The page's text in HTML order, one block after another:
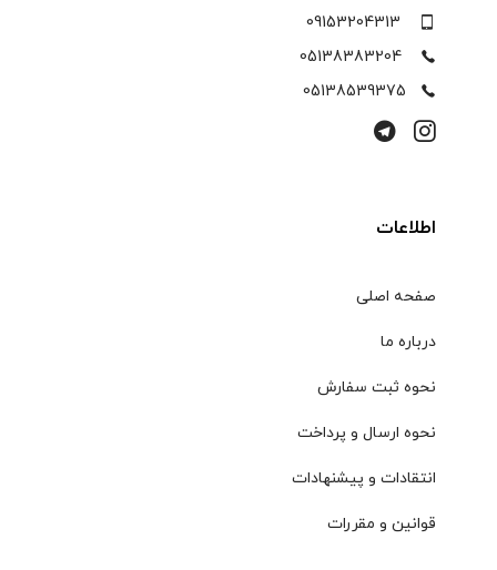
09153204313
05138383204
05138539375
اطلاعات
صفحه اصلی
درباره ما
نحوه ثبت سفارش
نحوه ارسال و پرداخت
انتقادات و پیشنهادات
قوانین و مقررات